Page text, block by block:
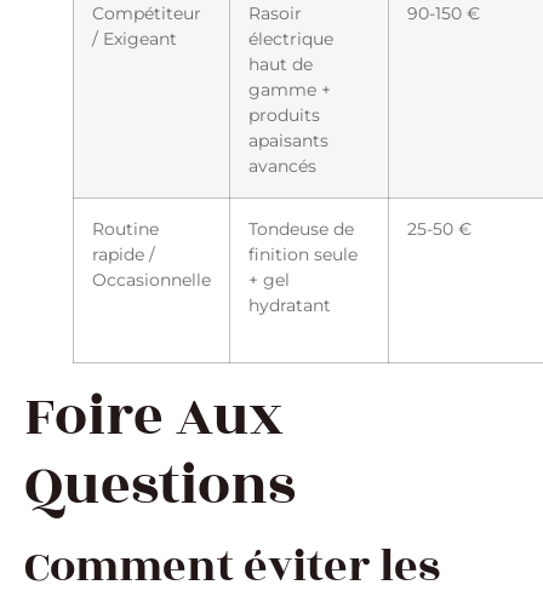
Compétiteur
/ Exigeant
Rasoir
électrique
haut de
gamme +
produits
apaisants
avancés
90-150 €
Routine
rapide /
Occasionnelle
Tondeuse de
finition seule
+ gel
hydratant
25-50 €
Foire Aux
Questions
Comment éviter les